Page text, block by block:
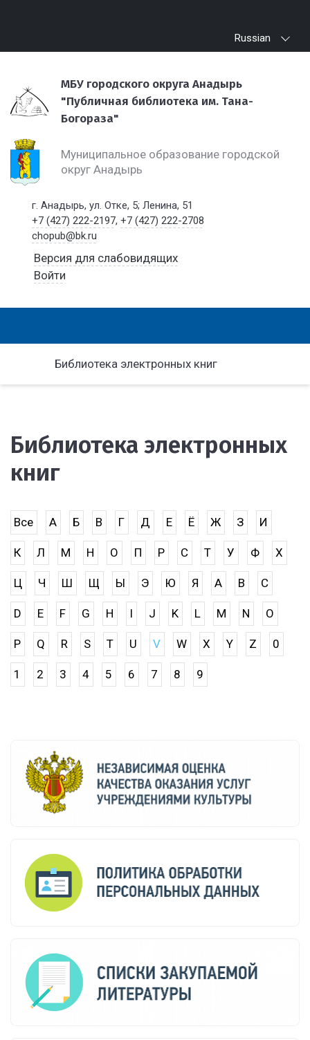
Russian
МБУ городского округа Анадырь
"Публичная библиотека им. Тана-
Богораза"
Муниципальное образование городской
округ Анадырь
г. Анадырь, ул. Отке, 5; Ленина, 51
+7 (427) 222-2197,+7 (427) 222-2708
chopub@bk.ru
Версия для слабовидящих
Войти
Библиотека электронных книг
Библиотека электронных
книг
Все А Б В Г Д Е Ё Ж З И
К Л М Н О П Р С Т У Ф Х
Ц Ч Ш Щ Ы Э Ю Я A B C
D E F G H I J K L M N O
P Q R S T U V W X Y Z 0
1 2 3 4 5 6 7 8 9